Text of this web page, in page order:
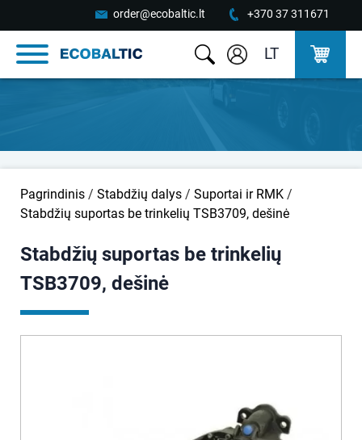
order@ecobaltic.lt +370 37 311671
LT
Pagrindinis / Stabdžių dalys / Suportai ir RMK /
Stabdžių suportas be trinkelių TSB3709, dešinė
Stabdžių suportas be trinkelių
TSB3709, dešinė